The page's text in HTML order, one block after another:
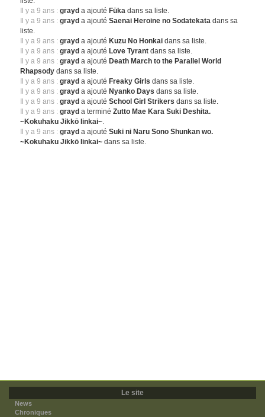
Il y a 9 ans : grayd a ajouté Fūka dans sa liste.
Il y a 9 ans : grayd a ajoutéSaenai Heroine no Sodatekata dans sa
liste.
Il y a 9 ans : grayd a ajouté Kuzu No Honkai dans sa liste.
Il y a 9 ans : grayd a ajouté Love Tyrant dans sa liste.
Il y a 9 ans : grayd a ajouté Death March to the Parallel World
Rhapsody dans sa liste.
Il y a 9 ans : grayd a ajouté Freaky Girls dans sa liste.
Il y a 9 ans : grayd a ajouté Nyanko Days dans sa liste.
Il y a 9 ans : grayd a ajoutéSchool Girl Strikers dans sa liste.
Il y a 9 ans : grayd a terminéZutto Mae Kara Suki Deshita.
~Kokuhaku Jikkō Iinkai~.
Il y a 9 ans : grayd a ajoutéSuki ni Naru Sono Shunkan wo.
~Kokuhaku Jikkō Iinkai~ dans sa liste.
Le site
News
Chroniques